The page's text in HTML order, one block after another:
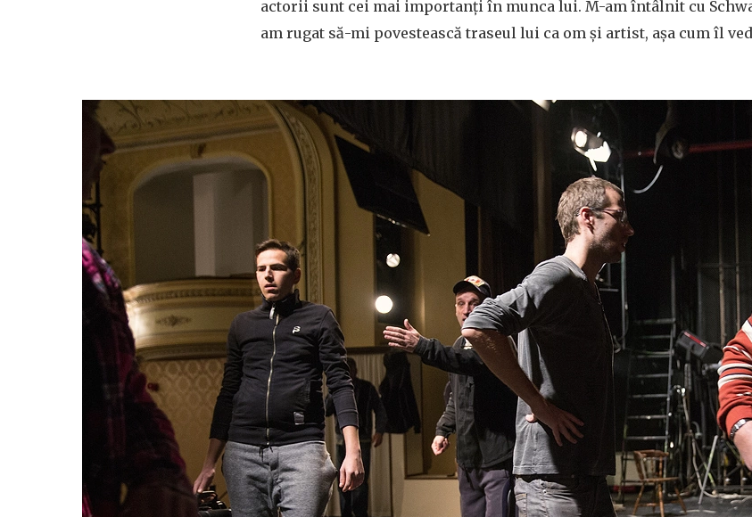
actorii sunt cei mai importanți în munca lui. M-am întâlnit cu
am rugat să-mi povestească traseul lui ca om și artist, așa cum îl